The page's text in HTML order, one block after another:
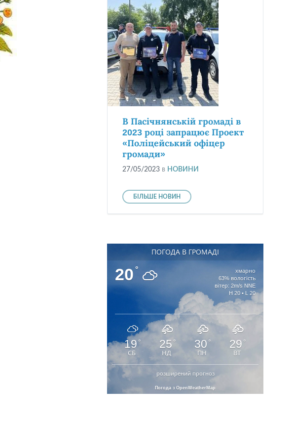
В Пасічнянській громаді в
2023 році запрацює Проект
«Поліцейський офіцер
громади»
27/05/2023 в НОВИНИ
БІЛЬШЕ НОВИН
ПОГОДА В ГРОМАДІ
20 °
хмарно
63% вологість
вітер: 2m/s NNE
H 20 • L 20
19 °
СБ
25 °
НД
30 °
ПН
29 °
ВТ
розширений прогноз
Погода з OpenWeatherMap